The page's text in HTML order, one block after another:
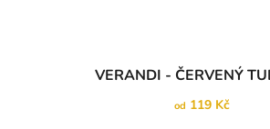
VERANDI - ČERVENÝ
od 119 Kč